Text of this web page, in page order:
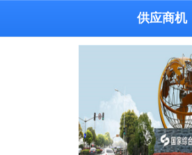
供应商机